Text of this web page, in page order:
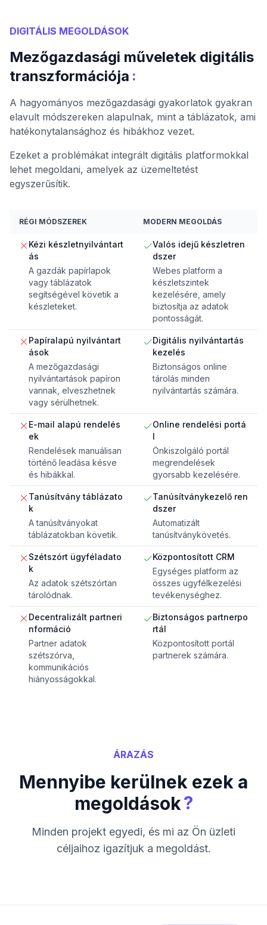
DIGITÁLIS MEGOLDÁSOK
Mezőgazdasági műveletek digitális
transzformációja :
A hagyományos mezőgazdasági gyakorlatok gyakran
elavult módszereken alapulnak, mint a táblázatok, ami
hatékonytalansághoz és hibákhoz vezet.
Ezeket a problémákat integrált digitális platformokkal
lehet megoldani, amelyek az üzemeltetést
egyszerűsítik.
RÉGI MÓDSZEREK MODERN MEGOLDÁS
Kézi készletnyilvántart
ás
A gazdák papírlapok
vagy táblázatok
segítségével követik a
készleteket.
Valós idejű készletren
dszer
Webes platform a
készletszintek
kezelésére, amely
biztosítja az adatok
pontosságát.
Papíralapú nyilvántart
ások
A mezőgazdasági
nyilvántartások papíron
vannak, elveszhetnek
vagy sérülhetnek.
Digitális nyilvántartás
kezelés
Biztonságos online
tárolás minden
nyilvántartás számára.
E-mail alapú rendelés
ek
Rendelések manuálisan
történő leadása késve
és hibákkal.
Online rendelési portá
l
Önkiszolgáló portál
megrendelések
gyorsabb kezelésére.
Tanúsítvány táblázato
k
A tanúsítványokat
táblázatokban követik.
Tanúsítványkezelő ren
dszer
Automatizált
tanúsítványkövetés.
Szétszórt ügyféladato
k
Az adatok szétszórtan
tárolódnak.
Központosított CRM
Egységes platform az
összes ügyfélkezelési
tevékenységhez.
Decentralizált partneri
nformáció
Partner adatok
szétszórva,
kommunikációs
hiányosságokkal.
Biztonságos partnerpo
rtál
Központosított portál
partnerek számára.
ÁRAZÁS
Mennyibe kerülnek ezek a
megoldások?
Minden projekt egyedi, és mi az Ön üzleti
céljaihoz igazítjuk a megoldást.